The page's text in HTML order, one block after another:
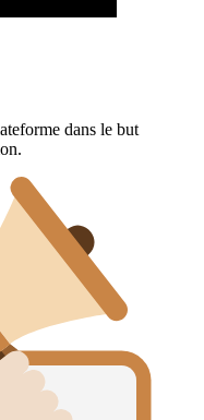
dans le but